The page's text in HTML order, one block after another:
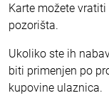
Karte možete
pozorišta.
Ukoliko ste ih
biti primenjen po
kupovine ulaznica.